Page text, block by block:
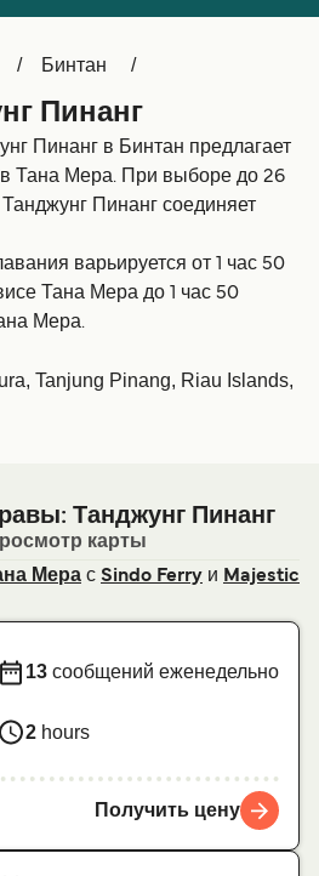
Belgique (FR)
Deutschland
Norge
Maroc (FR)
Бинтан
Пинанг
Пинанг в Бинтан предлагает
Тана Мера. При выборе до 26
Пинанг соединяет
варьируется от 1 час 50
Тана Мера до 1 час 50
Мера.
Tanjung Pinang, Riau Islands,
Танджунг Пинанг
карты
Мера с Sindo Ferry и Majestic
13 сообщений еженедельно
2 hours
Получить цену